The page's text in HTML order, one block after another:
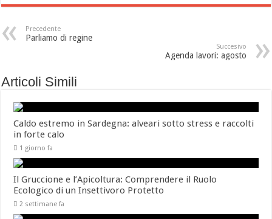
Precedente
Parliamo di regine
Succesivo
Agenda lavori: agosto
Articoli Simili
Caldo estremo in Sardegna: alveari sotto stress e raccolti
in forte calo
1 giorno fa
Il Gruccione e l’Apicoltura: Comprendere il Ruolo
Ecologico di un Insettivoro Protetto
2 settimane fa